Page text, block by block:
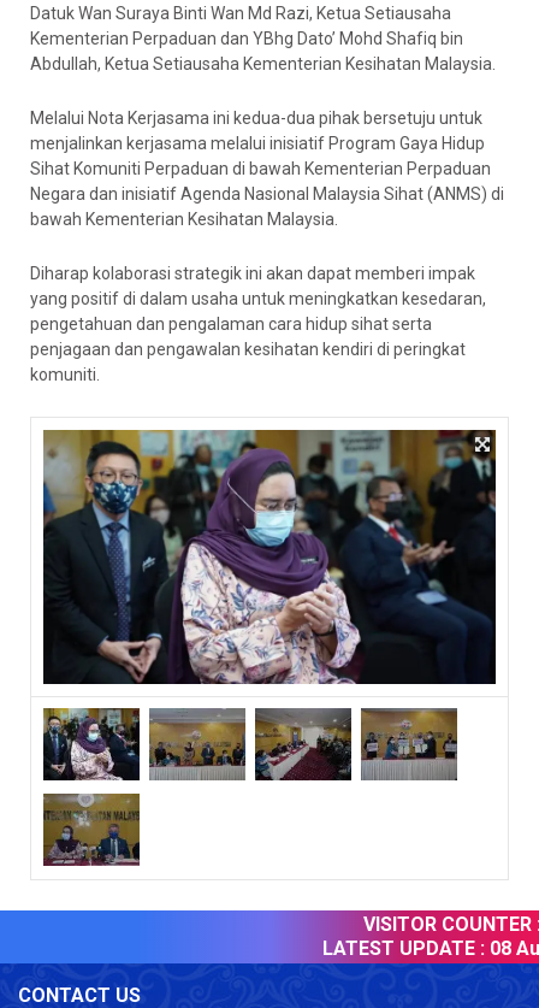
Datuk Wan Suraya Binti Wan Md Razi, Ketua Setiausaha
Kementerian Perpaduan dan YBhg Dato’ Mohd Shafiq bin
Abdullah, Ketua Setiausaha Kementerian Kesihatan Malaysia.
Melalui Nota Kerjasama ini kedua-dua pihak bersetuju untuk
menjalinkan kerjasama melalui inisiatif Program Gaya Hidup
Sihat Komuniti Perpaduan di bawah Kementerian Perpaduan
Negara dan inisiatif Agenda Nasional Malaysia Sihat (ANMS) di
bawah Kementerian Kesihatan Malaysia.
Diharap kolaborasi strategik ini akan dapat memberi impak
yang positif di dalam usaha untuk meningkatkan kesedaran,
pengetahuan dan pengalaman cara hidup sihat serta
penjagaan dan pengawalan kesihatan kendiri di peringkat
komuniti.
VISITOR COUNTER :
LATEST UPDATE : 08
CONTACT US